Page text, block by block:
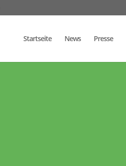
Startseite News Presse